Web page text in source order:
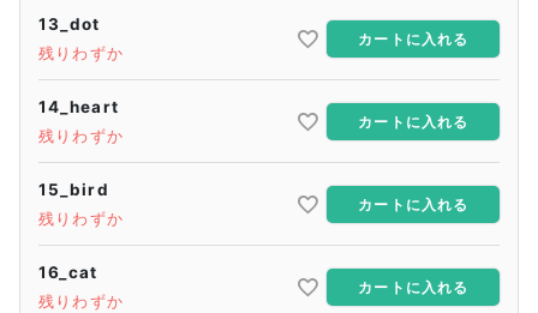
13_dot
残りわずか
カートに入れる
14_heart
残りわずか
カートに入れる
15_bird
残りわずか
カートに入れる
16_cat
残りわずか
カートに入れる